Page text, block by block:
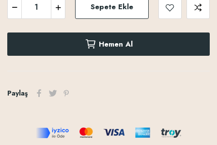
Sepete Ekle
Hemen Al
Paylaş